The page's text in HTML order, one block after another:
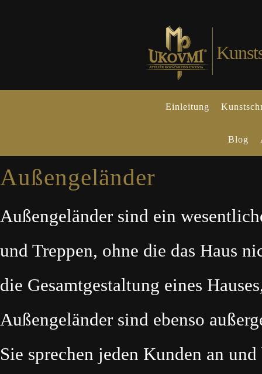
Einleitung
Blog
Außengeländer
Außengeländer sind ein
und Treppen, ohne die das Haus
die Gesamtgestaltung eines
Außengeländer sind ebenso
Sie sprechen jeden Kunden an